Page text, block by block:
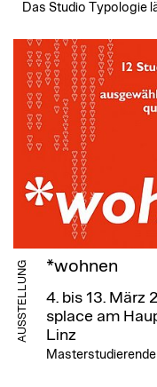
Das Studio Typologie
AUSSTELLUNG *wohnen
4. bis 13. März
splace am
Linz